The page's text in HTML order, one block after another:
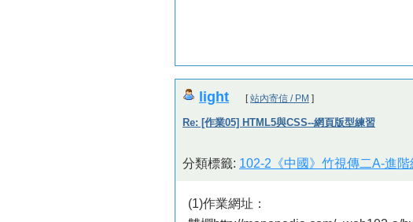
light [站內寄信 / PM ]
Re: [作業05] HTML5與CSS--網頁版型練習
分類標籤: 102-2《中國》竹視傳二A-進
(1)作業網址：